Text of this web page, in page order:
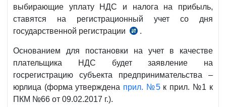
выбирающие уплату НДС и налога на прибыль,
ставятся на регистрационный учет со дня
государственной регистрации
п.10
№3232
02.05.2020
.
Основанием для постановки на учет в качестве
плательщика НДС будет заявление на
госрегистрацию субъекта предпринимательства –
юрлица (форма утверждена прил. №5к прил. №1 к
ПКМ №66 от 09.02.2017 г.).